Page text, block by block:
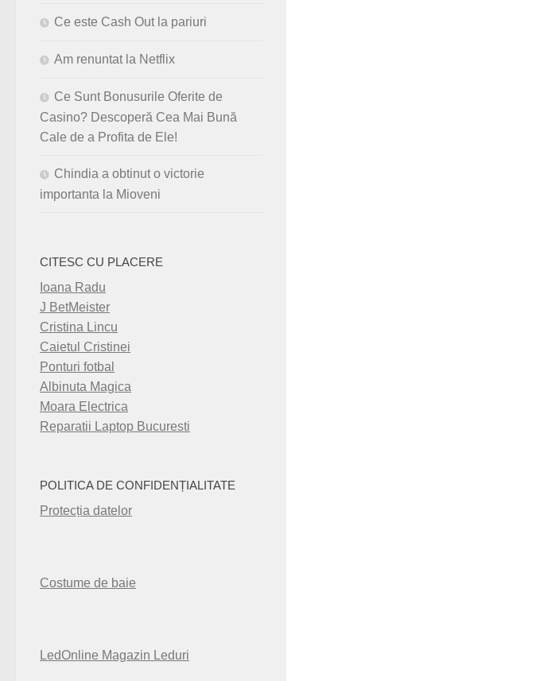
Ce este Cash Out la pariuri
Am renuntat la Netflix
Ce Sunt Bonusurile Oferite de
Casino? Descoperă Cea Mai Bună
Cale de a Profita de Ele!
Chindia a obtinut o victorie
importanta la Mioveni
CITESC CU PLACERE
Ioana Radu
J BetMeister
Cristina Lincu
Caietul Cristinei
Ponturi fotbal
Albinuta Magica
Moara Electrica
Reparatii Laptop Bucuresti
POLITICA DE CONFIDENȚIALITATE
Protecția datelor
Costume de baie
LedOnline Magazin Leduri